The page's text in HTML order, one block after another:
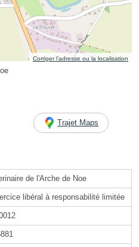
Corriger l’adresse ou la localisation
Trajet Maps
de l'Arche de Noe
libéral à responsabilité limitée